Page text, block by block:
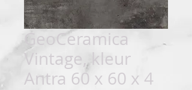
GeoCeramica
Vintage, kleur
Antra 60 x 60 x 4